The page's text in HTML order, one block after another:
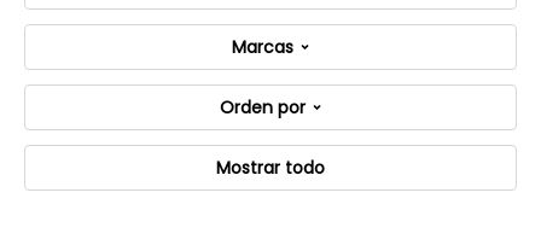
Marcas
Orden por
Mostrar todo